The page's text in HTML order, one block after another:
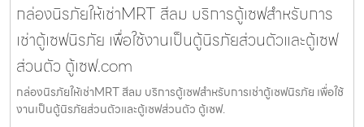
กล่องนิรภัยให้เช่าMRT สีลม บริการตู้เซฟสำหรับการ
เช่าตู้เซฟนิรภัย เพื่อใช้งานเป็นตู้นิรภัยส่วนตัวและตู้เซฟ
ส่วนตัว ตู้เซฟ.com
กล่องนิรภัยให้เช่าMRT สีลม บริการตู้เซฟสำหรับการเช่าตู้เซฟนิรภัย เพื่อใช้
งานเป็นตู้นิรภัยส่วนตัวและตู้เซฟส่วนตัว ตู้เซฟ.